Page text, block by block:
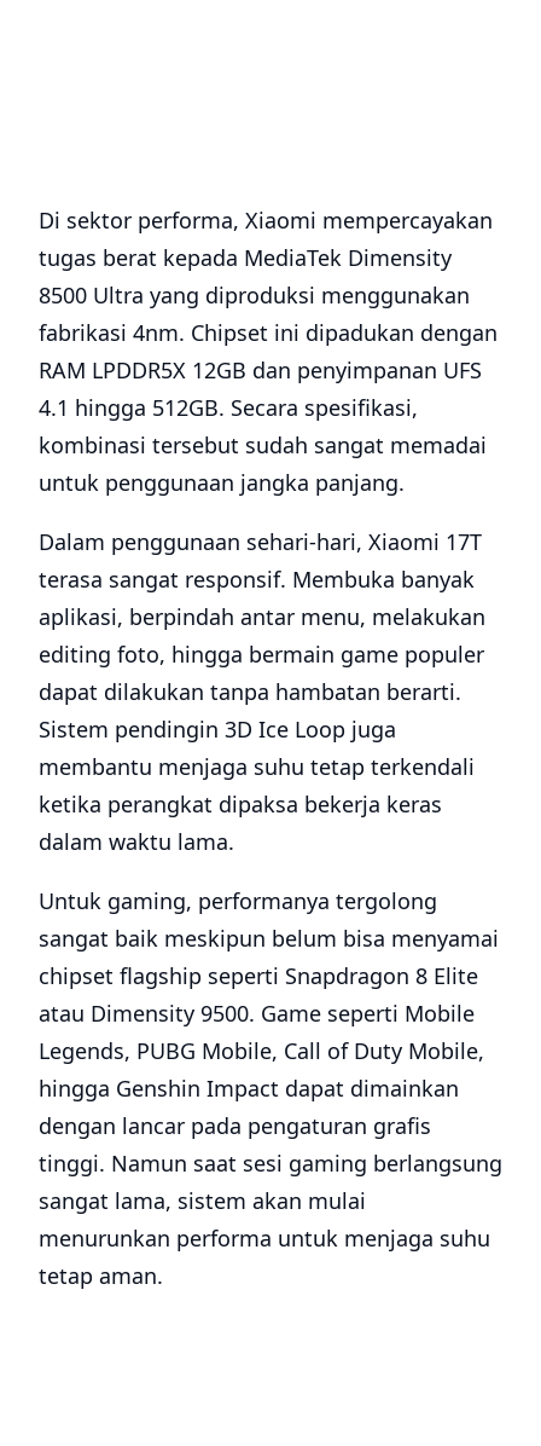
Di sektor performa, Xiaomi mempercayakan
tugas berat kepada MediaTek Dimensity
8500 Ultra yang diproduksi menggunakan
fabrikasi 4nm. Chipset ini dipadukan dengan
RAM LPDDR5X 12GB dan penyimpanan UFS
4.1 hingga 512GB. Secara spesifikasi,
kombinasi tersebut sudah sangat memadai
untuk penggunaan jangka panjang.
Dalam penggunaan sehari-hari, Xiaomi 17T
terasa sangat responsif. Membuka banyak
aplikasi, berpindah antar menu, melakukan
editing foto, hingga bermain game populer
dapat dilakukan tanpa hambatan berarti.
Sistem pendingin 3D Ice Loop juga
membantu menjaga suhu tetap terkendali
ketika perangkat dipaksa bekerja keras
dalam waktu lama.
Untuk gaming, performanya tergolong
sangat baik meskipun belum bisa menyamai
chipset flagship seperti Snapdragon 8 Elite
atau Dimensity 9500. Game seperti Mobile
Legends, PUBG Mobile, Call of Duty Mobile,
hingga Genshin Impact dapat dimainkan
dengan lancar pada pengaturan grafis
tinggi. Namun saat sesi gaming berlangsung
sangat lama, sistem akan mulai
menurunkan performa untuk menjaga suhu
tetap aman.